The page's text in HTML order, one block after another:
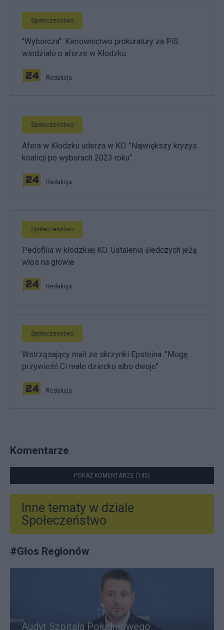
Społeczeństwo
"Wyborcza": Kierownictwo prokuratury za PiS
wiedziało o aferze w Kłodzku
Redakcja
Społeczeństwo
Afera w Kłodzku uderza w KO. "Największy kryzys
koalicji po wyborach 2023 roku"
Redakcja
Społeczeństwo
Pedofilia w kłodzkiej KO. Ustalenia śledczych jeżą
włos na głowie
Redakcja
Społeczeństwo
Wstrząsający mail ze skrzynki Epsteina. "Mogę
przywieźć Ci małe dziecko albo dwoje"
Redakcja
Komentarze
POKAŻ KOMENTARZE (145)
Inne tematy w dziale
Społeczeństwo
#Głos Regionów
Audyt Szpitala Południowego